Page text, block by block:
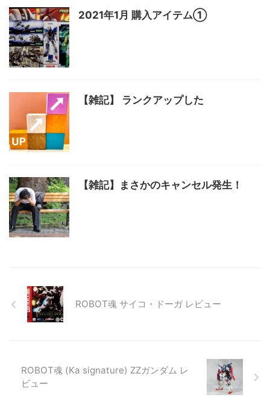
2021年1月 購入アイテム①
【雑記】 ランクアップした
【雑記】まさかのキャンセル発生！
ROBOT魂 サイコ・ドーガ レビュー
ROBOT魂 (Ka signature) ZZガンダム レ
ビュー